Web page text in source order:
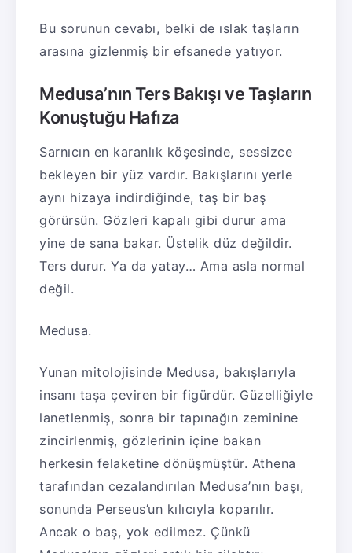
Bu sorunun cevabı, belki de ıslak taşların
arasına gizlenmiş bir efsanede yatıyor.
Medusa’nın Ters Bakışı ve Taşların
Konuştuğu Hafıza
Sarnıcın en karanlık köşesinde, sessizce
bekleyen bir yüz vardır. Bakışlarını yerle
aynı hizaya indirdiğinde, taş bir baş
görürsün. Gözleri kapalı gibi durur ama
yine de sana bakar. Üstelik düz değildir.
Ters durur. Ya da yatay… Ama asla normal
değil.
Medusa.
Yunan mitolojisinde Medusa, bakışlarıyla
insanı taşa çeviren bir figürdür. Güzelliğiyle
lanetlenmiş, sonra bir tapınağın zeminine
zincirlenmiş, gözlerinin içine bakan
herkesin felaketine dönüşmüştür. Athena
tarafından cezalandırılan Medusa’nın başı,
sonunda Perseus’un kılıcıyla koparılır.
Ancak o baş, yok edilmez. Çünkü